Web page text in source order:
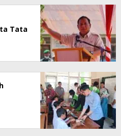
Tata